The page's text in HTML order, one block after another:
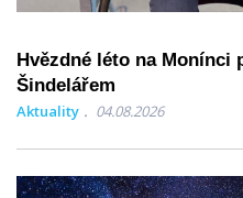
Hvězdné léto na Monínci
Šindelářem
Aktuality 04.08.2026